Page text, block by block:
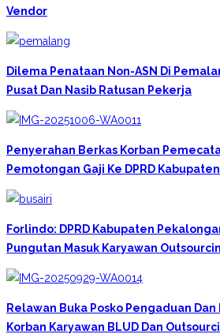
Vendor
Dilema Penataan Non-ASN Di
Pusat Dan Nasib Ratusan Pekerja
Penyerahan Berkas Korban
Pemotongan Gaji Ke DPRD
Forlindo: DPRD Kabupaten
Pungutan Masuk Karyawan
Relawan Buka Posko Pengaduan
Korban Karyawan BLUD Dan